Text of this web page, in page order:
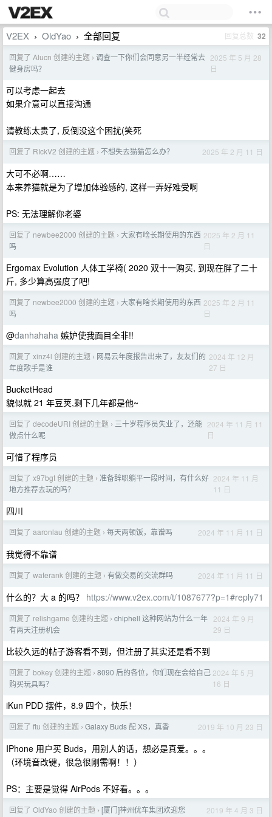
V2EX › OldYao › 全部回复 回复总数 32
回复了 Alucn 创建的主题 › 调查一下你们会同意另一半经常去
健身房吗？
2025 年 5 月 28
日
可以考虑一起去
如果介意可以直接沟通
请教练太贵了, 反倒没这个困扰(笑死
回复了 RIckV2 创建的主题 › 不想失去猫猫怎么办？ 2025 年 2 月 11 日
大可不必啊……
本来养猫就是为了增加体验感的, 这样一弄好难受啊
PS: 无法理解你老婆
回复了 newbee2000 创建的主题 › 大家有啥长期使用的东西
吗
2025 年 2 月 11
日
Ergomax Evolution 人体工学椅( 2020 双十一购买, 到现在胖了二十
斤, 多少算高强度了吧!
回复了 newbee2000 创建的主题 › 大家有啥长期使用的东西
吗
2025 年 2 月 11
日
@danhahaha 嫉妒使我面目全非!!
回复了 xinz4l 创建的主题 › 网易云年度报告出来了，友友们的
年度歌手是谁
2024 年 12 月
27 日
BucketHead
貌似就 21 年豆荚,剩下几年都是他~
回复了 decodeURI 创建的主题 › 三十岁程序员失业了，还能
做点什么呢
2024 年 11 月 11
日
可惜了程序员
回复了 x97bgt 创建的主题 › 准备辞职躺平一段时间，有什么好
地方推荐去玩的吗？
2024 年 11 月
11 日
四川
回复了 aaronlau 创建的主题 › 每天两顿饭，靠谱吗 2024 年 11 月 11 日
我觉得不靠谱
回复了 waterank 创建的主题 › 有做交易的交流群吗 2024 年 11 月 11 日
什么的？大 a 的吗？ https://www.v2ex.com/t/1087677?p=1#reply71
回复了 relishgame 创建的主题 › chiphell 这种网站为什么一年
有两天注册机会
2024 年 9 月
29 日
比较久远的帖子游客看不到，但注册了其实还是看不到
回复了 bokey 创建的主题 › 8090 后的各位，你们现在会给自己
购买玩具吗？
2024 年 5 月
16 日
iKun PDD 摆件，8.9 四个，快乐！
回复了 ftu 创建的主题 › Galaxy Buds 配 XS，真香 2019 年 10 月 23 日
IPhone 用户买 Buds，用别人的话，想必是真爱。。。
（环境音改键，很急很刚需啊！！）
PS：主要是觉得 AirPods 不好看。。。
回复了 OldYao 创建的主题 › [厦门]神州优车集团欢迎您 2019 年 4 月 3 日